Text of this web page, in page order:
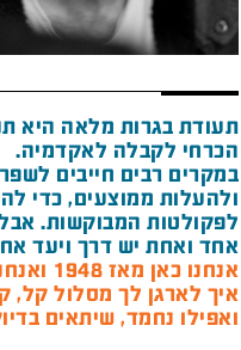
תעודת בגרות מלאה היא
הכרחי לקבלה לאקדמיה.
במקרים רבים חייבים לשפר
ולהעלות ממוצעים, כדי
לפקולטות המבוקשות.
אחד ואחת יש דרך ויעד
אנחנו כאן מאז 1948 ואנחנו יודעים
איך לארגן לך מסלול קל,
ואפילו נחמד, שיתאים